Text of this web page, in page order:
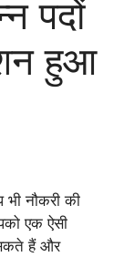
पदों
हुआ
नौकरी की
एक ऐसी
हैं और